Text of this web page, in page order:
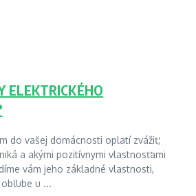
ELEKTRICKÉHO
do vašej domácnosti oplatí zvážiť,
a akými pozitívnymi vlastnosťami
vám jeho základné vlastnosti,
u ...